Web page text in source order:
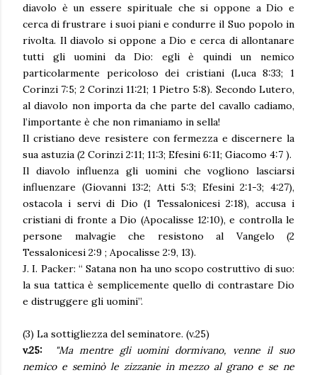
diavolo è un essere spirituale che si oppone a Dio e
cerca di frustrare i suoi piani e condurre il Suo popolo in
rivolta. Il diavolo si oppone a Dio e cerca di allontanare
tutti gli uomini da Dio: egli è quindi un nemico
particolarmente pericoloso dei cristiani (Luca 8:33; 1
Corinzi 7:5; 2 Corinzi 11:21; 1 Pietro 5:8). Secondo Lutero,
al diavolo non importa da che parte del cavallo cadiamo,
l’importante è che non rimaniamo in sella!
Il cristiano deve resistere con fermezza e discernere la
sua astuzia (2 Corinzi 2:11; 11:3; Efesini 6:11; Giacomo 4:7 ).
Il diavolo influenza gli uomini che vogliono lasciarsi
influenzare (Giovanni 13:2; Atti 5:3; Efesini 2:1-3; 4:27),
ostacola i servi di Dio (1 Tessalonicesi 2:18), accusa i
cristiani di fronte a Dio (Apocalisse 12:10), e controlla le
persone malvagie che resistono al Vangelo (2
Tessalonicesi 2:9 ; Apocalisse 2:9, 13).
J. I. Packer: “ Satana non ha uno scopo costruttivo di suo:
la sua tattica è semplicemente quello di contrastare Dio
e distruggere gli uomini”.
(3) La sottigliezza del seminatore. (v.25)
v.25:
"Ma mentre gli uomini dormivano, venne il suo
nemico e seminò le zizzanie in mezzo al grano e se ne